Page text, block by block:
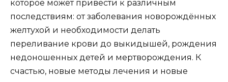
которое может привести к различным
последствиям: от заболевания новорождённых
желтухой и необходимости делать
переливание крови до выкидышей, рождения
недоношенных детей и мертворождения. К
счастью, новые методы лечения и новые